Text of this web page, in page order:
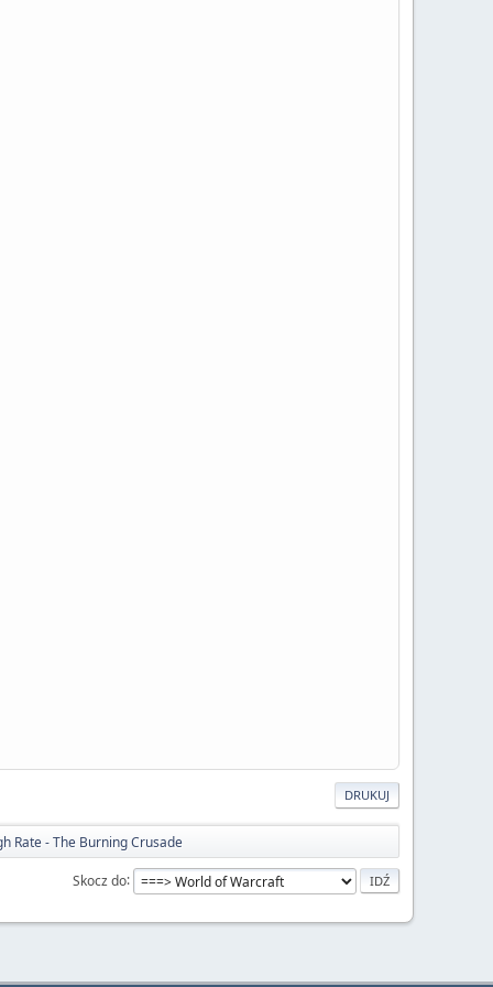
DRUKUJ
Rate - The Burning Crusade
Skocz do